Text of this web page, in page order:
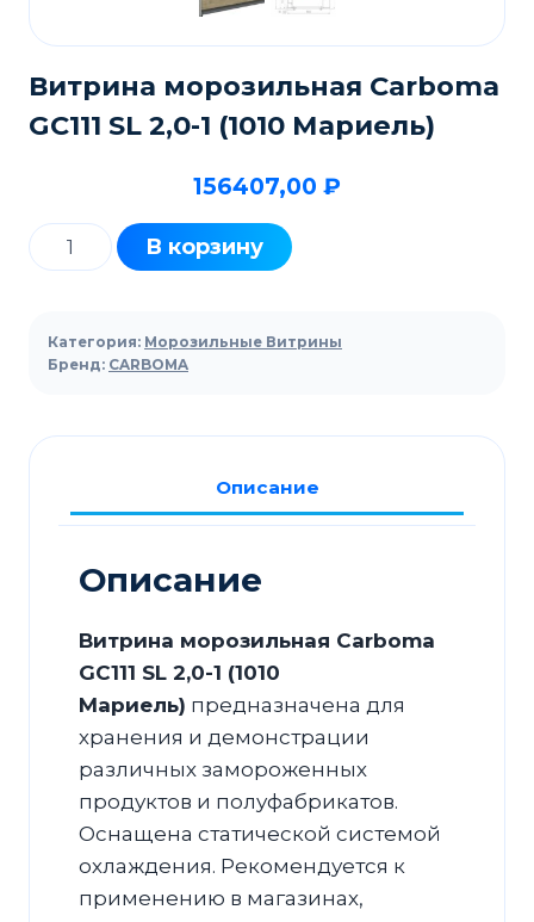
Витрина морозильная Carboma
GC111 SL 2,0-1 (1010 Мариель)
156407,00 ₽
Количество
товара
морозильная
Carboma
2,0-
(1010
В корзину
Категория: Морозильные Витрины
Бренд: CARBOMA
Описание
Описание
Витрина морозильная Carboma
GC111 SL 2,0-1 (1010
Мариель) предназначена для
хранения и демонстрации
различных замороженных
продуктов и полуфабрикатов.
Оснащена статической системой
охлаждения. Рекомендуется к
применению в магазинах,